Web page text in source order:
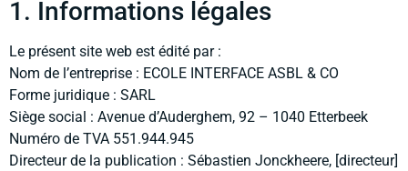
1. Informations légales
Le présent site web est édité par :
Nom de l’entreprise : ECOLE INTERFACE ASBL & CO
Forme juridique : SARL
Siège social : Avenue d’Auderghem, 92 – 1040 Etterbeek
Numéro de TVA 551.944.945
Directeur de la publication : Sébastien Jonckheere, [directeur]